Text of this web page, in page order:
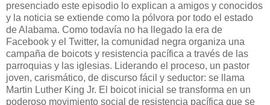
presenciado este episodio lo explican a amigos y conocidos
y la noticia se extiende como la pólvora por todo el estado
de Alabama. Como todavía no ha llegado la era de
Facebook y el Twitter, la comunidad negra organiza una
campaña de boicots y resistencia pacífica a través de las
parroquias y las iglesias. Liderando el proceso, un pastor
joven, carismático, de discurso fácil y seductor: se llama
Martin Luther King Jr. El boicot inicial se transforma en un
poderoso movimiento social de resistencia pacífica que se